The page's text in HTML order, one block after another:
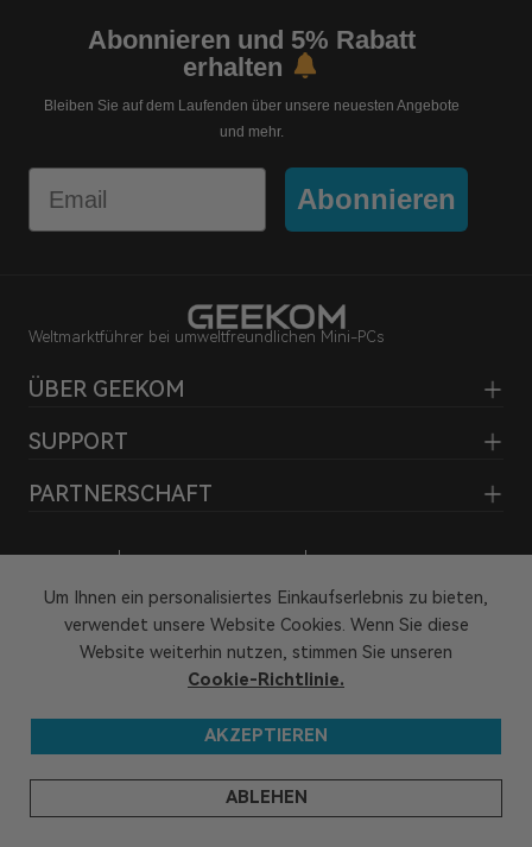
Abonnieren und 5% Rabatt
erhalten
Bleiben Sie auf dem Laufenden über unsere neuesten Angebote
und mehr.
Abonnieren
Weltmarktführer bei umweltfreundlichen Mini-PCs
ÜBER GEEKOM
SUPPORT
PARTNERSCHAFT
GeschäftsbedingungenGeistige Eigentumsrechte
© 2026 GEEKOM Alle Rechte vorbehalten
Um Ihnen ein personalisiertes Einkaufserlebnis zu bieten,
verwendet unsere Website Cookies. Wenn Sie diese
Website weiterhin nutzen, stimmen Sie unseren
Cookie-Richtlinie.
AKZEPTIEREN
ABLEHEN